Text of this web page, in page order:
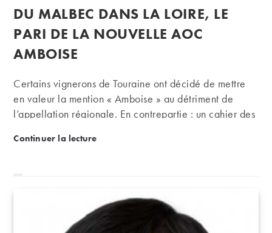
la
publication :
publiée :
DU MALBEC DANS LA LOIRE, LE
PARI DE LA NOUVELLE AOC
AMBOISE
Certains vignerons de Touraine ont décidé de mettre
en valeur la mention « Amboise » au détriment de
l’appellation régionale. En contrepartie : un cahier des
perspectives.
Continuer la lectureDu malbec dans la Loire, le pari de la nouvelle